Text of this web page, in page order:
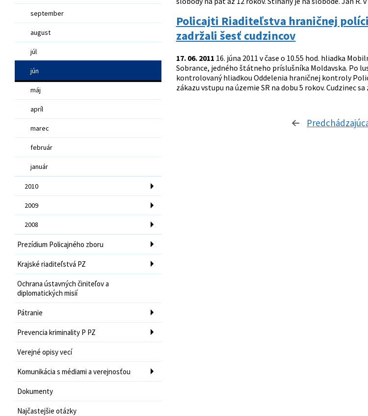
september
august
júl
jún
máj
apríl
marec
február
január
2010
2009
2008
Prezídium Policajného zboru
Krajské riaditeľstvá PZ
Ochrana ústavných činiteľov a
diplomatických misií
Pátranie
Prevencia kriminality P PZ
Verejné opisy vecí
Komunikácia s médiami a verejnosťou
Dokumenty
Najčastejšie otázky
Policajti Riaditeľstva hraničnej
zadržali šesť cudzincov
17. 06. 2011 16. júna 2011 v čase o 10.55 hod. hliadka
Sobrance, jedného štátneho príslušníka Moldavska. Po
kontrolovaný hliadkou Oddelenia hraničnej kontroly
zákazu vstupu na územie SR na dobu 5 rokov. Cudzinec